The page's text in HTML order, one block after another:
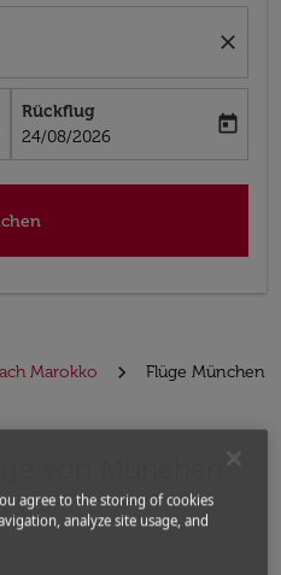
close
label
Rückflug
fc-booking-return-date-aria-label
24/08/2026
today
Marokko
Flüge München
agree to the storing of cookies
analyze site usage, and